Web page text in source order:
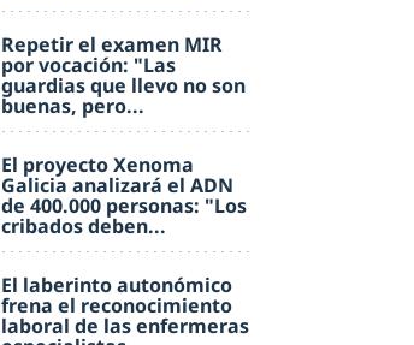
Repetir el examen MIR
por vocación: "Las
guardias que llevo no son
buenas, pero...
El proyecto Xenoma
Galicia analizará el ADN
de 400.000 personas: "Los
cribados deben...
El laberinto autonómico
frena el reconocimiento
laboral de las enfermeras